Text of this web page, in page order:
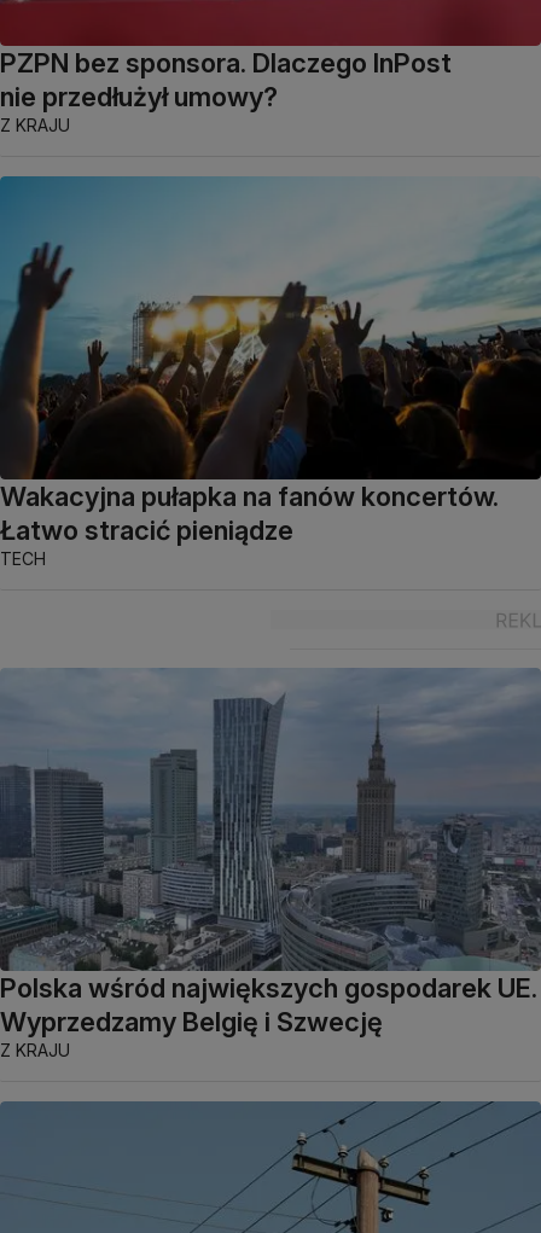
PZPN bez sponsora. Dlaczego InPost
nie przedłużył umowy?
Z KRAJU
Wakacyjna pułapka na fanów koncertów.
Łatwo stracić pieniądze
TECH
Polska wśród największych gospodarek UE.
Wyprzedzamy Belgię i Szwecję
Z KRAJU